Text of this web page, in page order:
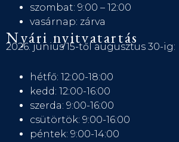
szombat: 9:00 – 12:00
vasárnap: zárva
Nyári nyitvatartás
2026. június 15-től augusztus 30-ig:
hétfő: 12:00-18:00
kedd: 12:00-16:00
szerda: 9:00-16:00
csütörtök: 9:00-16:00
péntek: 9:00-14:00